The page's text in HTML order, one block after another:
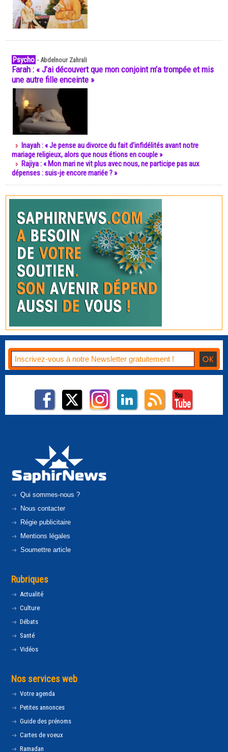
Psycho -Abdelnour Zahrali
Farah : « J’ai découvert que mon conjoint m’a trompée et mis
une autre fille enceinte »
Inayah : « Je pense au divorce du fait d’infidélités avant notre
mariage religieux, alors que nous étions en couple »
Rajiya : « Mon mari ne vit plus avec nous, ne participe pas aux
dépenses : suis-je encore mariée ? »
Qui sommes-nous ?
Nous contacter
Régie publicitaire
Mentions légales
Soumettre article
Rubriques
Actualité
Culture
Débats
Santé
Vidéos
Nos services web
Votre agenda
Petites annonces
Guide des prénoms
Cartes de voeux
Ramadan